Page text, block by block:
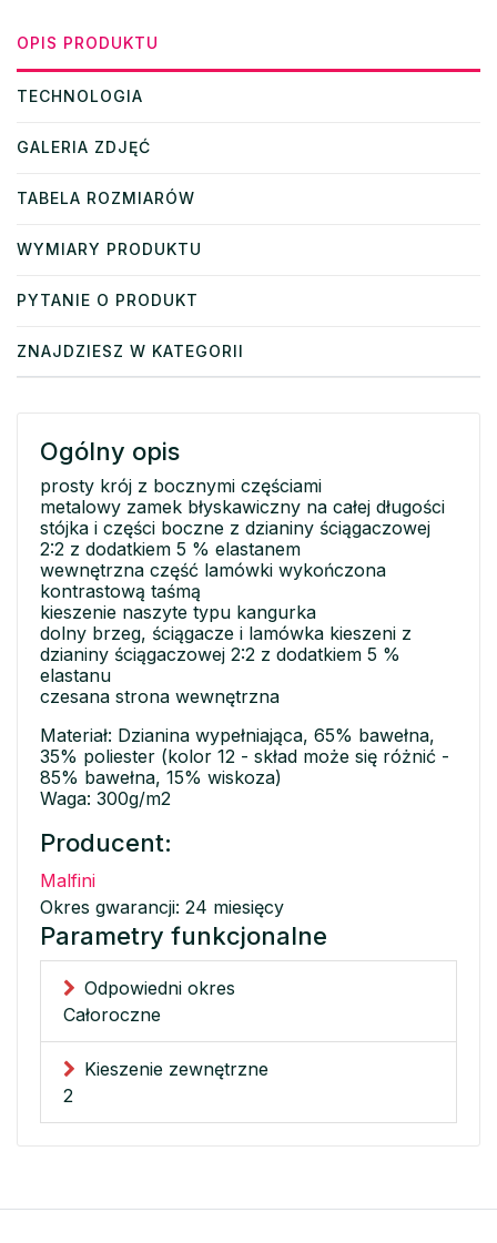
OPIS PRODUKTU
TECHNOLOGIA
GALERIA ZDJĘĆ
TABELA ROZMIARÓW
WYMIARY PRODUKTU
PYTANIE O PRODUKT
ZNAJDZIESZ W KATEGORII
Ogólny opis
prosty krój z bocznymi częściami
metalowy zamek błyskawiczny na całej długości
stójka i części boczne z dzianiny ściągaczowej
2:2 z dodatkiem 5 % elastanem
wewnętrzna część lamówki wykończona
kontrastową taśmą
kieszenie naszyte typu kangurka
dolny brzeg, ściągacze i lamówka kieszeni z
dzianiny ściągaczowej 2:2 z dodatkiem 5 %
elastanu
czesana strona wewnętrzna
Materiał: Dzianina wypełniająca, 65% bawełna,
35% poliester (kolor 12 - skład może się różnić -
85% bawełna, 15% wiskoza)
Waga: 300g/m2
Producent:
Malfini
Okres gwarancji: 24 miesięcy
Parametry funkcjonalne
Odpowiedni okres
Całoroczne
Kieszenie zewnętrzne
2